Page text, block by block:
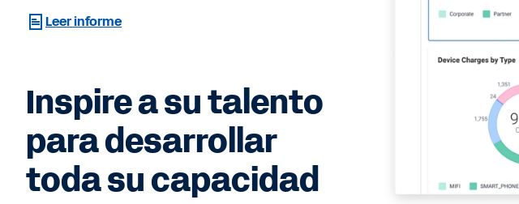
Leer informe
Inspire a su talento
para desarrollar
toda su capacidad